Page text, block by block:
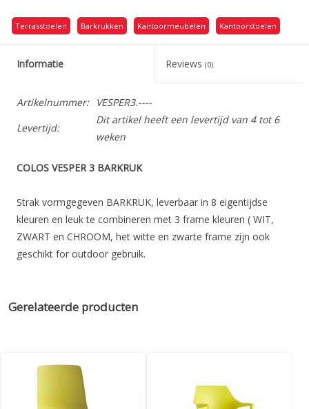
Terrasstoelen Barkrukken Kantoormeubelen Kantoorstoelen
Informatie Reviews (0)
Artikelnummer:
VESPER3.----
Levertijd:
Dit artikel heeft een levertijd van 4 tot 6
weken
COLOS VESPER 3 BARKRUK
Strak vormgegeven BARKRUK, leverbaar in 8 eigentijdse
kleuren en leuk te combineren met 3 frame kleuren ( WIT,
ZWART en CHROOM, het witte en zwarte frame zijn ook
geschikt for outdoor gebruik.
LEVERBAAR MET SLEDEFRAME OF VIERPOOTSFRAME
VOOR CATALOGUS VESPER
Gerelateerde producten